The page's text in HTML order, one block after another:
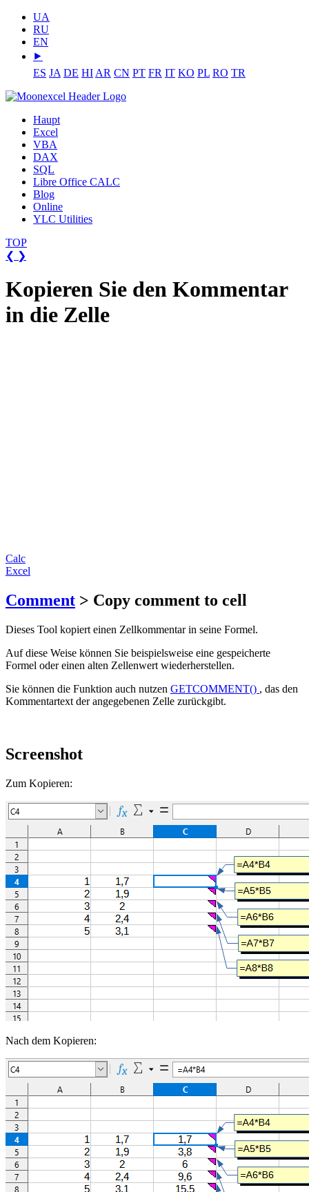
UA
RU
EN
⯈
ES JA DE HI AR CN PT FR IT KO PL RO TR
Haupt
Excel
VBA
DAX
SQL
Libre Office CALC
Blog
Online
YLC Utilities
TOP
❮ ❯
Kopieren Sie den Kommentar
in die Zelle
Calc
Excel
Comment > Copy comment to cell
Dieses Tool kopiert einen Zellkommentar in seine Formel.
Auf diese Weise können Sie beispielsweise eine gespeicherte
Formel oder einen alten Zellenwert wiederherstellen.
Sie können die Funktion auch nutzen GETCOMMENT() , das den
Kommentartext der angegebenen Zelle zurückgibt.
Screenshot
Zum Kopieren:
Nach dem Kopieren: